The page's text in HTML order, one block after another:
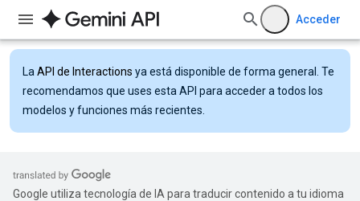
Acceder
La API de Interactions ya está disponible de forma general. Te
recomendamos que uses esta API para acceder a todos los
modelos y funciones más recientes.
Google utiliza tecnología de IA para traducir contenido a tu idioma